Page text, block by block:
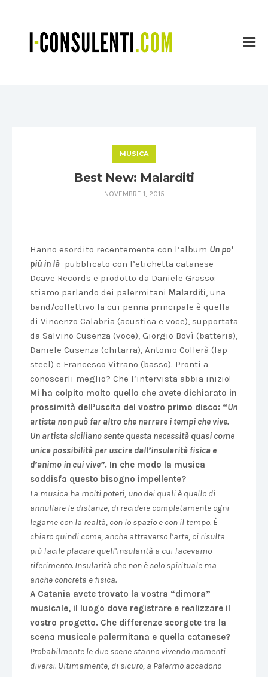
MUSICA
Best New: Malarditi
NOVEMBRE 1, 2015
Hanno esordito recentemente con l’album Un po’
più in là pubblicato con l’etichetta catanese
Dcave Records e prodotto da Daniele Grasso:
stiamo parlando dei palermitani Malarditi, una
band/collettivo la cui penna principale è quella
di Vincenzo Calabria (acustica e voce), supportata
da Salvino Cusenza (voce), Giorgio Bovì (batteria),
Daniele Cusenza (chitarra), Antonio Collerà (lap-
steel) e Francesco Vitrano (basso). Pronti a
conoscerli meglio? Che l’intervista abbia inizio!
Mi ha colpito molto quello che avete dichiarato in
prossimità dell’uscita del vostro primo disco: “Un
artista non può far altro che narrare i tempi che vive.
Un artista siciliano sente questa necessità quasi come
unica possibilità per uscire dall’insularità fisica e
d’animo in cui vive”. In che modo la musica
soddisfa questo bisogno impellente?
La musica ha molti poteri, uno dei quali è quello di
annullare le distanze, di recidere completamente ogni
legame con la realtà, con lo spazio e con il tempo. È
chiaro quindi come, anche attraverso l’arte, ci risulta
più facile placare quell’insularità a cui facevamo
riferimento. Insularità che non è solo spirituale ma
anche concreta e fisica.
A Catania avete trovato la vostra “dimora”
musicale, il luogo dove registrare e realizzare il
vostro progetto. Che differenze scorgete tra la
scena musicale palermitana e quella catanese?
Probabilmente le due scene stanno vivendo momenti
diversi. Ultimamente, di sicuro, a Palermo accadono